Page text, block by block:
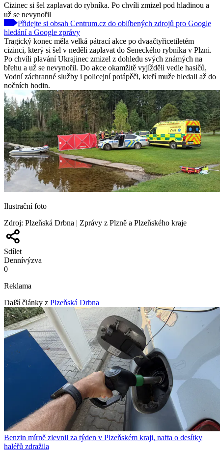
Cizinec si šel zaplavat do rybníka. Po chvíli zmizel pod hladinou a
už se nevynořil
Přidejte si obsah Centrum.cz do oblíbených zdrojů pro Google
hledání a Google zprávy
Tragický konec měla velká pátrací akce po dvaačtyřicetiletém
cizinci, který si šel v neděli zaplavat do Seneckého rybníka v Plzni.
Po chvíli plavání Ukrajinec zmizel z dohledu svých známých na
břehu a už se nevynořil. Do akce okamžitě vyjížděli vedle hasičů,
Vodní záchranné služby i policejní potápěči, kteří muže hledali až do
nočních hodin.
Ilustrační foto
Zdroj: Plzeňská Drbna | Zprávy z Plzně a Plzeňského kraje
Sdílet
Dennívýzva
0
Reklama
Další články z Plzeňská Drbna
Benzin mírně zlevnil za týden v Plzeňském kraji, nafta o desítky
haléřů zdražila